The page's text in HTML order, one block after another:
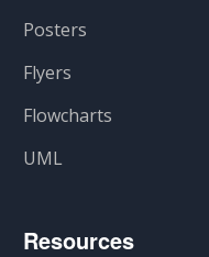
Posters
Flyers
Flowcharts
UML
Resources